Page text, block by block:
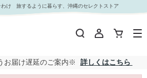
通販
わけ 旅するように暮らす、沖縄のセレクトストア
お届け遅延のご案内※ 詳しくはこちら